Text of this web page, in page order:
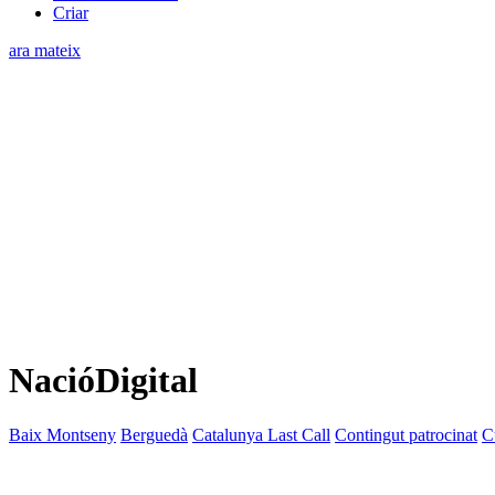
Criar
ara mateix
NacióDigital
Baix Montseny Berguedà Catalunya Last Call Contingut patrocinat